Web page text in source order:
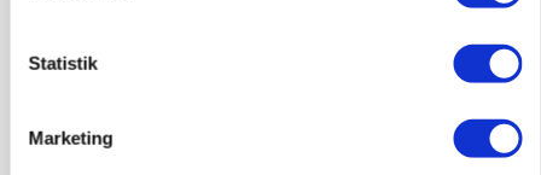
Statistik
Marketing